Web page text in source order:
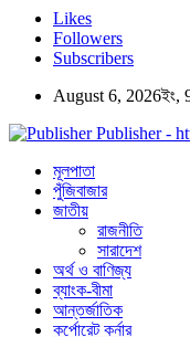
Likes
Followers
Subscribers
August 6, 2026ইং,
Publisher -
মূলপাতা
পুঁজিবাজার
জাতীয়
রাজনীতি
সারাদেশ
অর্থ ও বাণিজ্য
ব্যাংক-বীমা
আন্তর্জাতিক
কর্পোরেট কর্নার